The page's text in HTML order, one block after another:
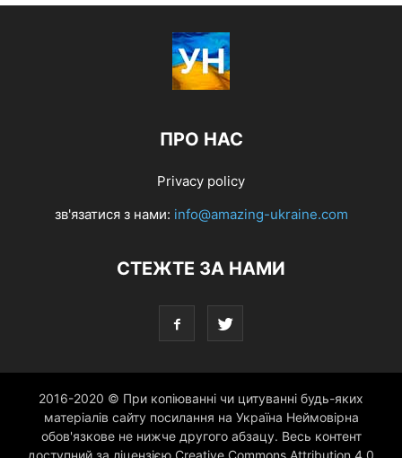
ПРО НАС
Privacy policy
зв'язатися з нами: info@amazing-ukraine.com
СТЕЖТЕ ЗА НАМИ
2016-2020 © При копіюванні чи цитуванні будь-яких
матеріалів сайту посилання на Україна Неймовірна
обов'язкове не нижче другого абзацу. Весь контент
доступний за ліцензією Creative Commons Attribution 4.0